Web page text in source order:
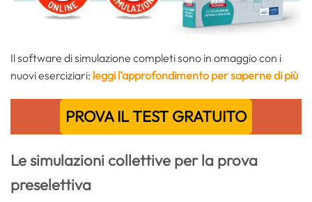
Il software di simulazione completi sono in omaggio con i
nuovi eserciziari: leggi l’approfondimento per saperne di più
PROVA IL TEST GRATUITO
Le simulazioni collettive per la prova
preselettiva